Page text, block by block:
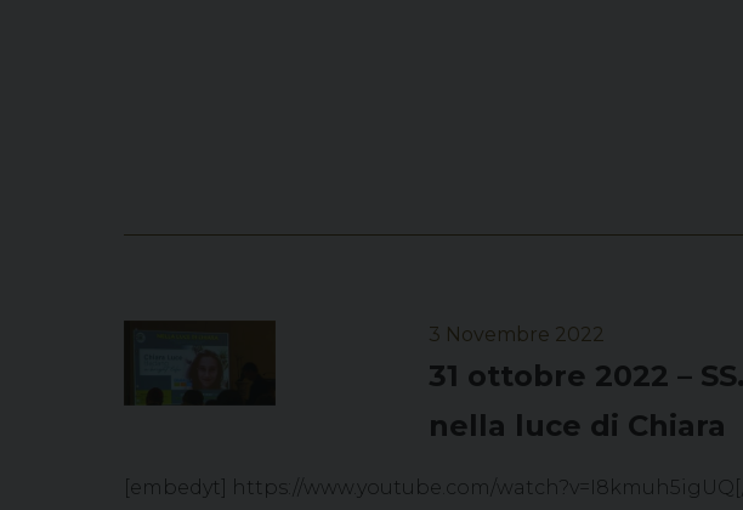
3 Novembre 2022
31 ottobre 2022 –
nella luce di Chiara
[embedyt] https://www.youtube.com/